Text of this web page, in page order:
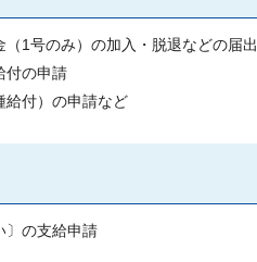
1号のみ）の加入・脱退などの届出
付の申請
給付）の申請など
〕の支給申請